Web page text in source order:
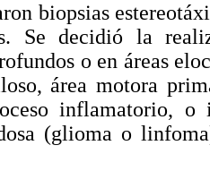
biopsias
Se decidió la
o en áreas
área motora
inflamatorio, o
(glioma o